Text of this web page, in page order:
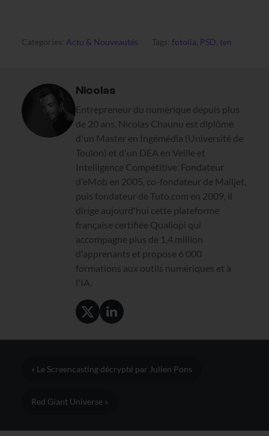
Categories: Actu & Nouveautés Tags: fotolia PSD ten
Nicolas
Entrepreneur du numérique depuis plus
de 20 ans, Nicolas Chaunu est diplômé
d'un Master en Ingémédia (Université de
Toulon) et d'un DEA en Veille et
Intelligence Compétitive. Fondateur
d'eMob en 2005, co-fondateur de Mailjet,
puis fondateur de Tuto.com en 2009, il
dirige aujourd'hui cette plateforme
française certifiée Qualiopi qui
accompagne plus de 1,4 million
d'apprenants et propose 6 000
formations aux outils numériques et à
l'IA.
« Le Screencasting décrypté par Julien Pons
Red Giant Universe »